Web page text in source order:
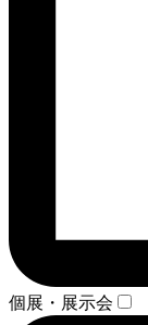
個展・展示会